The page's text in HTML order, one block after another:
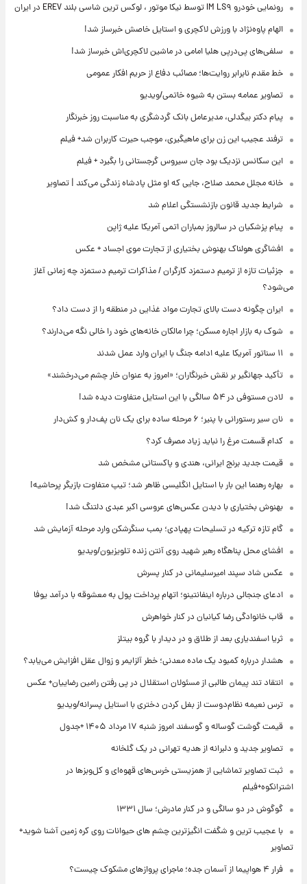
رونمایی خودرو IM LS۹ توسط نیکا موتور ، لوکس ترین شاسی بلند EREV در ایران
الهام پاوه‌نژاد با ورزش لاکچری و استایل خاصش خبرساز شد!
سلفی‌های پی‌درپی هلیا امامی در ماشین لاکچری‌اش خبرساز شد!
خط مقدم نابرابر روایت‌ها؛ مصائب دفاع از حریم افکار عمومی
تصاویر عمامه بستن به شیوه خاتمی/ویدیو
پیام دکتر بیگدلی، مدیرعامل بانک گردشگری به مناسبت روز خبرنگار
ترفند عجیب این زن برای ماهیگیری، موجب حیرت کاربران شد+ فیلم
این سکانس نزدیک بود جان سیروس گرجستانی را بگیرد + فیلم
خانه مجلل محمد صلاح، جایی که او مثل پادشاه زندگی می‌کند | تصاویر
شرایط جدید قانون بازنشستگی اعلام شد
پیام پزشکیان در سالروز بمباران اتمی آمریکا علیه ژاپن
افشاگری هولناک بهنوش بختیاری از تجارت موی اجساد + عکس
جزئیات تازه از ترمیم دستمزد کارگران / مذاکرات ترمیم دستمزد چه زمانی آغاز
می‌شود؟
ایران چگونه دست بالای تجارت مواد غذایی در منطقه را از دست داد؟
شوک به بازار اجاره مسکن؛ چرا مالکان خانه‌های خود را خالی نگه می‌دارند؟
۱۱ سناتور آمریکا علیه ادامه جنگ با ایران وارد عمل شدند
تأکید جهانگیر بر نقش خبرنگاران؛ «امروز به عنوان خار چشم می‌درخشند»
لادن مستوفی در ۵۴ سالگی با این استایل متفاوت دیده شد!
نان سیر رستورانی با پنیر؛ ۶ مرحله ساده برای یک نان پف‌دار و کش‌دار
کدام قسمت مرغ را نباید زیاد مصرف کرد؟
قیمت جدید برنج ایرانی، هندی و پاکستانی مشخص شد
بهاره رهنما این بار با استایل انگلیسی ظاهر شد؛ تیپ متفاوت بازیگر پرحاشیه!
بهنوش بختیاری با دیدن عکس‌های عروسی اکبر عبدی دلتنگ شد!
گام تازه ترکیه در تسلیحات پهپادی؛ بمب سنگرشکن وارد مرحله آزمایش شد
افشای محل پناهگاه‌ رهبر شهید روی آنتن زنده تلویزیون/ویدیو
عکس شاد سپند امیرسلیمانی در کنار پسرش
ادعای جنجالی درباره اینفانتینو؛ اتهام پرداخت پول به معشوقه با درآمد یوفا
قاب خانوادگی رضا کیانیان در کنار خواهرش
ثریا اسفندیاری بعد از طلاق و در دیدار با گروه بیتلز
هشدار درباره کمبود یک ماده معدنی؛ خطر آلزایمر و زوال عقل افزایش می‌یابد؟
انتقاد تند پیمان طالبی از مسئولان استقلال در پی رفتن رامین رضاییان+ عکس
ترس نعیمه نظام‌دوست از بغل کردن دختری با استایل پسرانه/ویدیو
قیمت گوشت گوساله و گوسفند امروز شنبه ۱۷ مرداد ۱۴۰۵ +جدول
تصاویر جدید و دلبرانه از هدیه تهرانی در یک گلخانه
ثبت تصاویر تماشایی از همزیستی خرس‌های قهوه‌ای و کل‌وبزها در
اشترانکوه+فیلم
گوگوش در دو سالگی و در کنار مادرش؛ سال ۱۳۳۱
با عجیب ترین و شگفت انگیزترین چشم های حیوانات روی کره زمین آشنا شوید+
تصاویر
فرار ۴ هواپیما از آسمان جده؛ ماجرای پروازهای مشکوک چیست؟